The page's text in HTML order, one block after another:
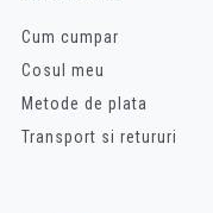
Cum cumpar
Cosul meu
Metode de plata
Transport si retururi